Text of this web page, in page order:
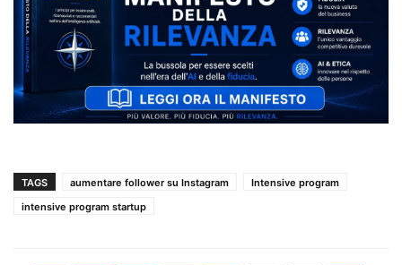
TAGS aumentare follower su Instagram
Intensive program
intensive program startup